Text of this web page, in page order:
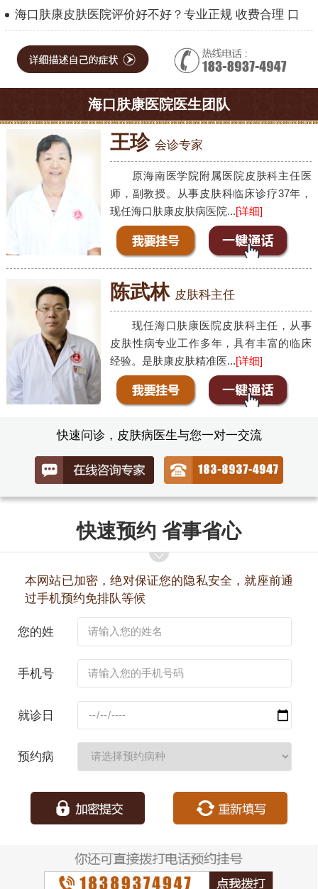
海口肤康皮肤医院评价好不好？专业正规 收费合理 口
海口肤康医院医生团队
王珍 会诊专家
原海南医学院附属医院皮肤科主任医
师，副教授。从事皮肤科临床诊疗37年，
现任海口肤康皮肤病医院...[详细]
陈武林 皮肤科主任
现任海口肤康医院皮肤科主任，从事
皮肤性病专业工作多年，具有丰富的临床
经验。是肤康皮肤精准医...[详细]
快速问诊，皮肤病医生与您一对一交流
快速预约 省事省心
本网站已加密，绝对保证您的隐私安全，就座前通
过手机预约免排队等候
您的姓
手机号
就诊日
预约病